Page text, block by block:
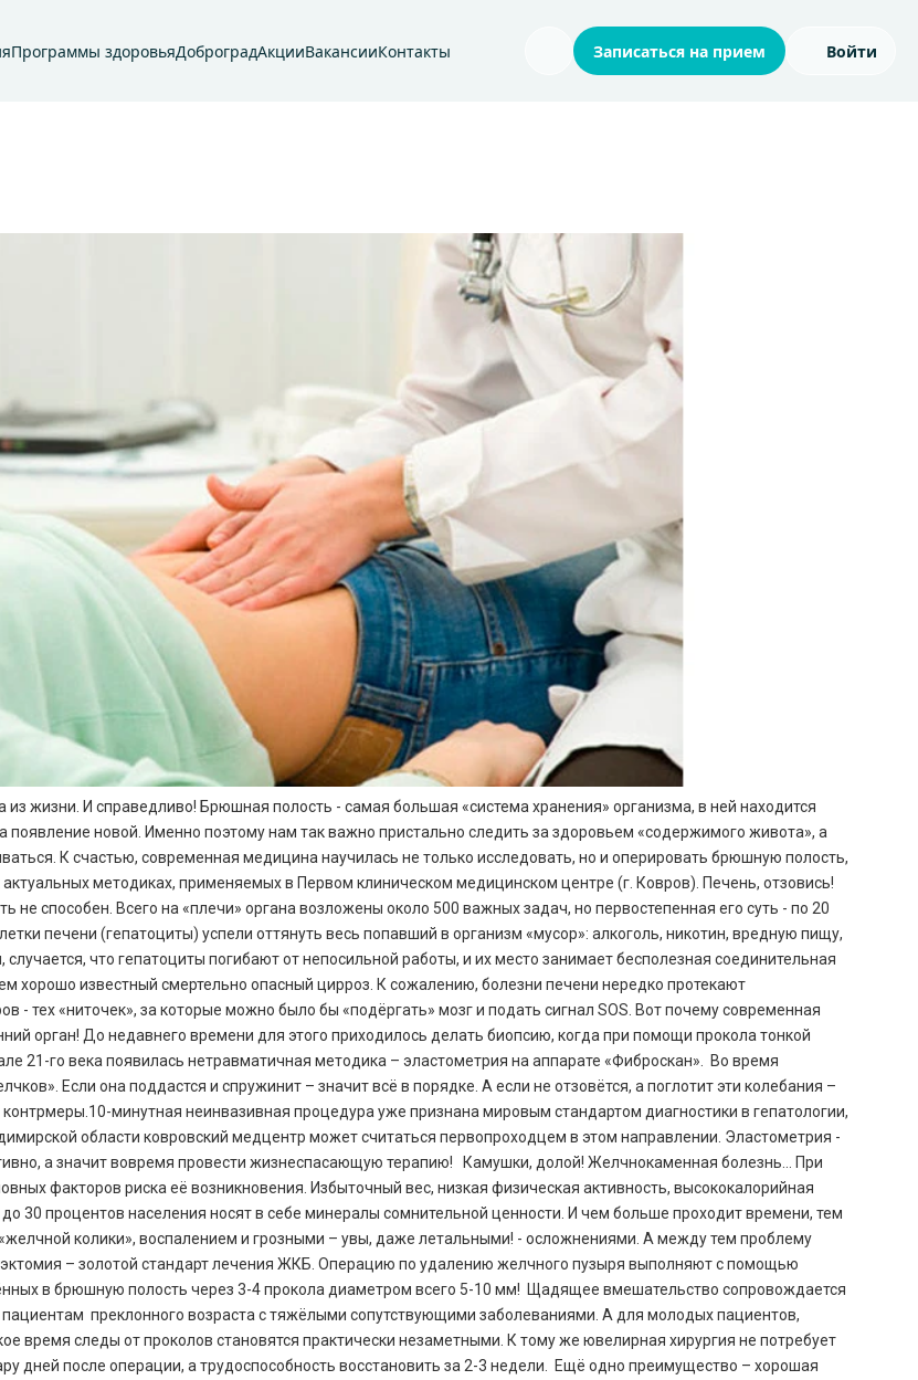
Программы здоровьяДоброградАкцииВакансииКонтакты Поиск по сайтуЗаписаться на прием Войти
жизни. И справедливо! Брюшная полость - самая большая «система хранения» организма, в ней находится
новой. Именно поэтому нам так важно пристально следить за здоровьем «содержимого живота», а
К счастью, современная медицина научилась не только исследовать, но и оперировать брюшную полость,
методиках, применяемых в Первом клиническом медицинском центре (г. Ковров). Печень, отзовись!
способен. Всего на «плечи» органа возложены около 500 важных задач, но первостепенная его суть - по 20
печени (гепатоциты) успели оттянуть весь попавший в организм «мусор»: алкоголь, никотин, вредную пищу,
что гепатоциты погибают от непосильной работы, и их место занимает бесполезная соединительная
хорошо известный смертельно опасный цирроз. К сожалению, болезни печени нередко протекают
- тех «ниточек», за которые можно было бы «подёргать» мозг и подать сигнал SOS. Вот почему современная
орган! До недавнего времени для этого приходилось делать биопсию, когда при помощи прокола тонкой
21-го века появилась нетравматичная методика – эластометрия на аппарате «Фиброскан». Во время
Если она поддастся и спружинит – значит всё в порядке. А если не отзовётся, а поглотит эти колебания –
минутная неинвазивная процедура уже признана мировым стандартом диагностики в гепатологии,
области ковровский медцентр может считаться первопроходцем в этом направлении. Эластометрия -
а значит вовремя провести жизнеспасающую терапию! Камушки, долой! Желчнокаменная болезнь… При
факторов риска её возникновения. Избыточный вес, низкая физическая активность, высококалорийная
30 процентов населения носят в себе минералы сомнительной ценности. И чем больше проходит времени, тем
колики», воспалением и грозными – увы, даже летальными! - осложнениями. А между тем проблему
– золотой стандарт лечения ЖКБ. Операцию по удалению желчного пузыря выполняют с помощью
в брюшную полость через 3-4 прокола диаметром всего 5-10 мм! Щадящее вмешательство сопровождается
преклонного возраста с тяжёлыми сопутствующими заболеваниями. А для молодых пациентов,
время следы от проколов становятся практически незаметными. К тому же ювелирная хирургия не потребует
дней после операции, а трудоспособность восстановить за 2-3 недели. Ещё одно преимущество – хорошая